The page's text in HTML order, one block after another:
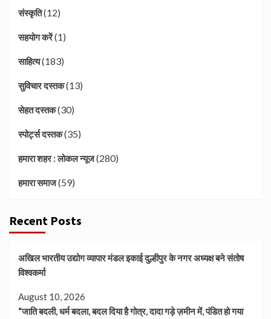
संस्कृति(12)
सहयोग करें(1)
साहित्य(183)
सुविचार दस्तक(13)
सेहत दस्तक(30)
स्पोर्ट्स दस्तक(35)
हमारा शहर : लोकल न्यूज(280)
हमारा समाज(59)
Recent Posts
अखिल भारतीय उद्योग व्यापार मंडल इकाई दुल्हीपुर के नगर अध्यक्ष बने संतोष
विश्वकर्मा
August 10, 2026
“जाति बदली, धर्म बदला, बदल दिया है गोत्र, दादा गड़े ज़मीन में, पंडित हो गया